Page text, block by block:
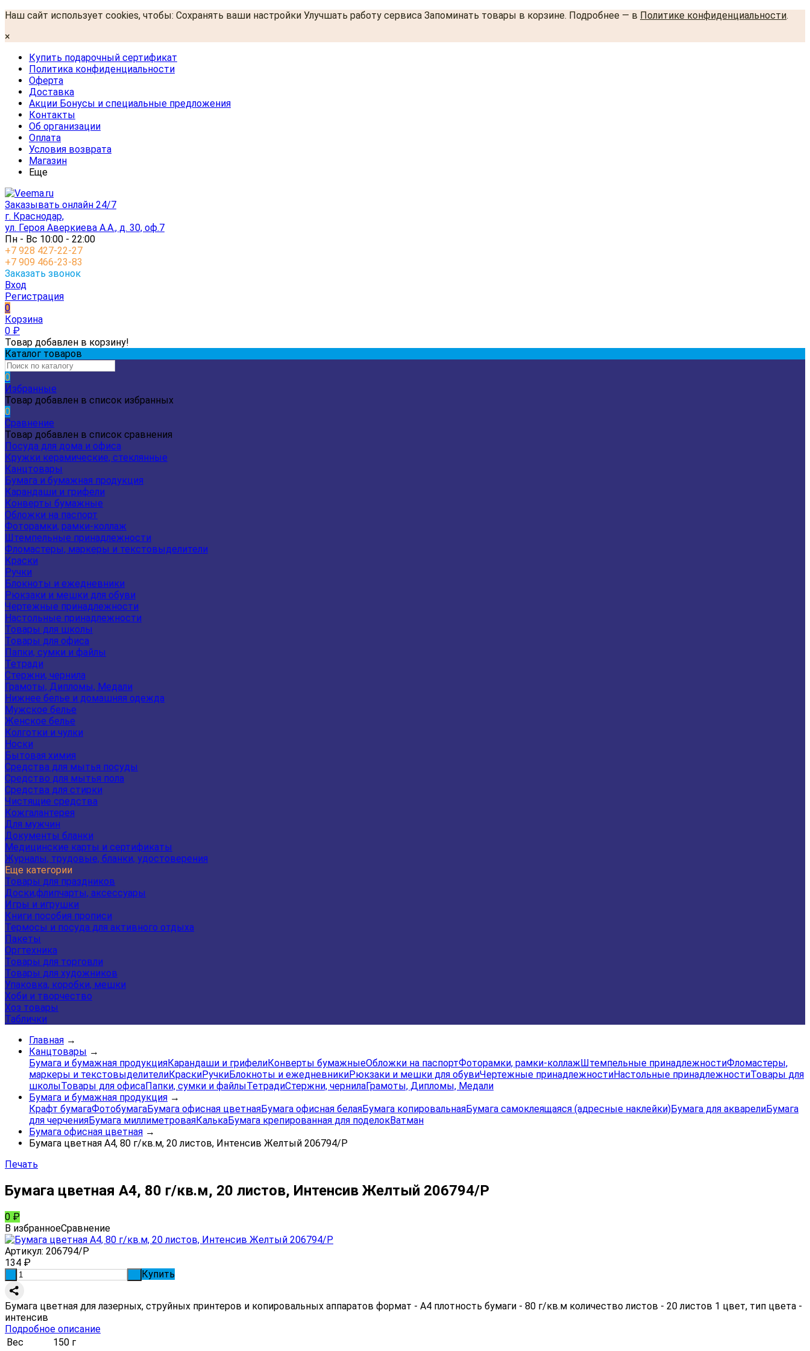
Наш сайт использует cookies, чтобы: Сохранять ваши настройки Улучшать работу сервиса Запоминать товары в корзине. Подробнее — в Политике конфиденциальности.
×
Купить подарочный сертификат
Политика конфиденциальности
Оферта
Доставка
Акции Бонусы и специальные предложения
Контакты
Об организации
Оплата
Условия возврата
Магазин
Еще
Заказывать онлайн 24/7
г. Краснодар,
ул. Героя Аверкиева А.А., д. 30, оф.7
Пн - Вс 10:00 - 22:00
+7 928 427-22-27
+7 909 466-23-83
Заказать звонок
Вход
Регистрация
0
Корзина
0 ₽
Товар добавлен в корзину!
Каталог товаров
0
Избранные
Товар добавлен в список избранных
0
Сравнение
Товар добавлен в список сравнения
Посуда для дома и офиса
Кружки керамические, стеклянные
Канцтовары
Бумага и бумажная продукция
Карандаши и грифели
Конверты бумажные
Обложки на паспорт
Фоторамки, рамки-коллаж
Штемпельные принадлежности
Фломастеры, маркеры и текстовыделители
Краски
Ручки
Блокноты и ежедневники
Рюкзаки и мешки для обуви
Чертежные принадлежности
Настольные принадлежности
Товары для школы
Товары для офиса
Папки, сумки и файлы
Тетради
Стержни, чернила
Грамоты, Дипломы, Медали
Нижнее белье и домашняя одежда
Мужское белье
Женское белье
Колготки и чулки
Носки
Бытовая химия
Средства для мытья посуды
Средство для мытья пола
Средства для стирки
Чистящие средства
Кожгалантерея
Для мужчин
Документы бланки
Медицинские карты и сертификаты
Журналы, трудовые, бланки, удостоверения
Еще категории
Товары для праздников
Доски,флипчарты, аксессуары
Игры и игрушки
Книги пособия прописи
Термосы и посуда для активного отдыха
Пакеты
Оргтехника
Товары для торговли
Товары для художников
Упаковка, коробки, мешки
Хоби и творчество
Хоз товары
Таблички
Главная →
Канцтовары →
Бумага и бумажная продукцияКарандаши и грифелиКонверты бумажныеОбложки на паспортФоторамки, рамки-коллажШтемпельные принадлежностиФломастеры,
маркеры и текстовыделителиКраскиРучкиБлокноты и ежедневникиРюкзаки и мешки для обувиЧертежные принадлежностиНастольные принадлежностиТовары для
школыТовары для офисаПапки, сумки и файлыТетрадиСтержни, чернилаГрамоты, Дипломы, Медали
Бумага и бумажная продукция →
Крафт бумагаФотобумагаБумага офисная цветнаяБумага офисная белаяБумага копировальнаяБумага самоклеящаяся (адресные наклейки)Бумага для акварелиБумага
для черченияБумага миллиметроваяКалькаБумага крепированная для поделокВатман
Бумага офисная цветная →
Бумага цветная А4, 80 г/кв.м, 20 листов, Интенсив Желтый 206794/Р
Печать
Бумага цветная А4, 80 г/кв.м, 20 листов, Интенсив Желтый 206794/Р
0 ₽
В избранноеСравнение
Артикул: 206794/Р
134 ₽
Купить
Бумага цветная для лазерных, струйных принтеров и копировальных аппаратов формат - А4 плотность бумаги - 80 г/кв.м количество листов - 20 листов 1 цвет, тип цвета -
интенсив
Подробное описание
Вес
150 г